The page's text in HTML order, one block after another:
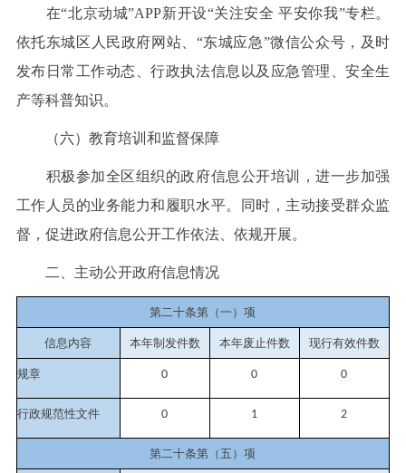
在“北京动城”APP新开设“关注安全 平安你我”专栏。
依托东城区人民政府网站、“东城应急”微信公众号，及时
发布日常工作动态、行政执法信息以及应急管理、安全生
产等科普知识。
（六）教育培训和监督保障
积极参加全区组织的政府信息公开培训，进一步加强
工作人员的业务能力和履职水平。同时，主动接受群众监
督，促进政府信息公开工作依法、依规开展。
二、主动公开政府信息情况
第二十条第（一）项
信息内容 本年制发件数 本年废止件数 现行有效件数
规章 0 0 0
行政规范性文件 0 1 2
第二十条第（五）项